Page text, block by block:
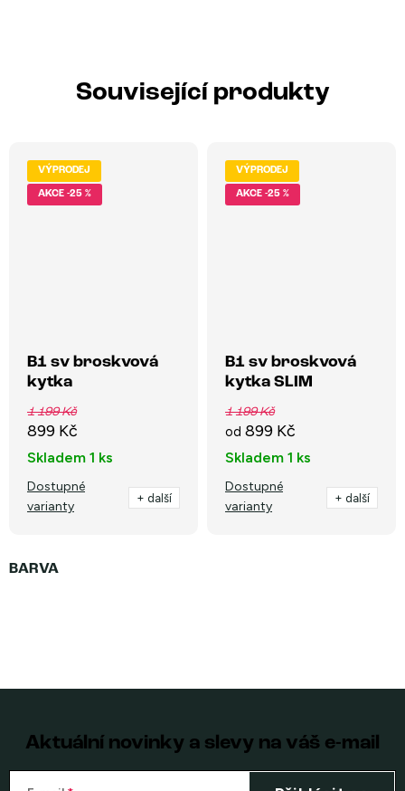
Související produkty
VÝPRODEJ
-25 %
B1 sv broskvová
kytka
1 199 Kč
899 Kč
Skladem 1 ks
Dostupné
varianty
+ další
VÝPRODEJ
-25 %
B1 sv broskvová
kytka SLIM
1 199 Kč
od 899 Kč
Skladem 1 ks
Dostupné
varianty
+ další
Aktuální novinky a slevy na váš e-mail